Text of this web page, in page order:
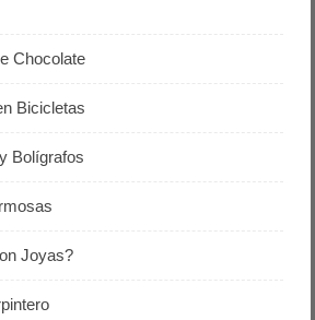
Chocolate
Bicicletas
Bolígrafos
Joyas?